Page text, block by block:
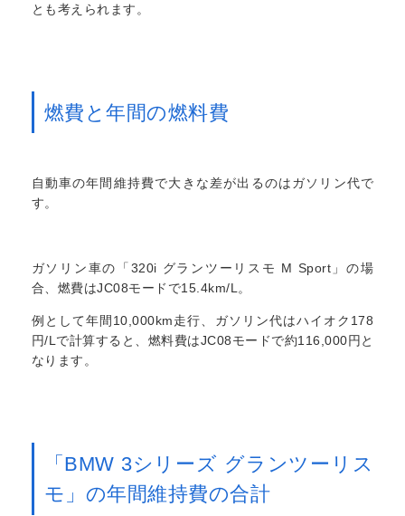
とも考えられます。
燃費と年間の燃料費
自動車の年間維持費で大きな差が出るのはガソリン代で
す。
ガソリン車の「320i グランツーリスモ M Sport」の場
合、燃費はJC08モードで15.4km/L。
例として年間10,000km走行、ガソリン代はハイオク178
円/Lで計算すると、燃料費はJC08モードで約116,000円と
なります。
「BMW 3シリーズ グランツーリス
モ」の年間維持費の合計